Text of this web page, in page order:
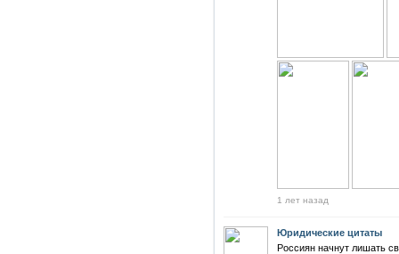
1 лет назад
Юридические цитаты
Россиян начнут лишать